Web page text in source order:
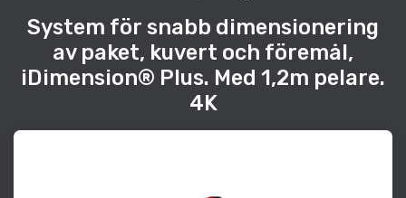
System för snabb dimensionering
av paket, kuvert och föremål,
iDimension® Plus. Med 1,2m pelare.
4K